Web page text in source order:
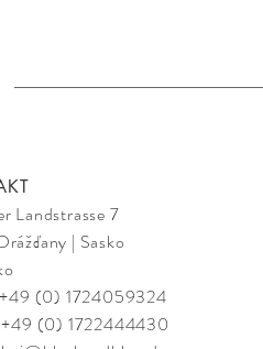
Landstrasse 7
| Sasko
(0) 1724059324
(0) 1722444430